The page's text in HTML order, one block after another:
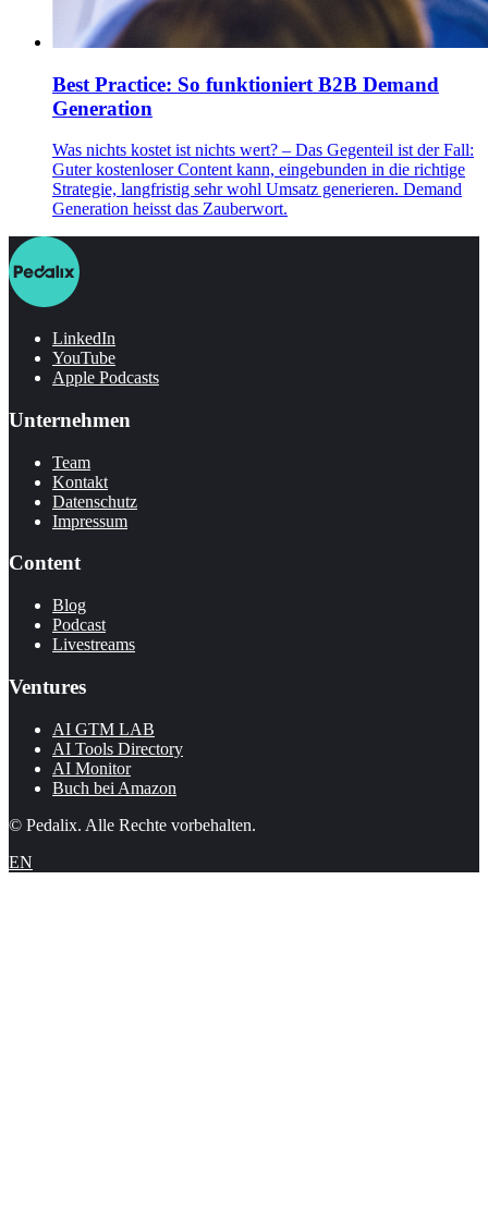
Best Practice: So funktioniert B2B Demand
Generation
Was nichts kostet ist nichts wert? – Das Gegenteil ist der Fall:
Guter kostenloser Content kann, eingebunden in die richtige
Strategie, langfristig sehr wohl Umsatz generieren. Demand
Generation heisst das Zauberwort.
LinkedIn
YouTube
Apple Podcasts
Unternehmen
Team
Kontakt
Datenschutz
Impressum
Content
Blog
Podcast
Livestreams
Ventures
AI GTM LAB
AI Tools Directory
AI Monitor
Buch bei Amazon
© Pedalix. Alle Rechte vorbehalten.
EN